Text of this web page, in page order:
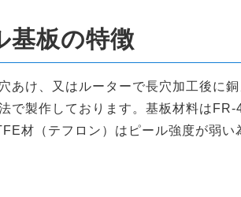
基板の特徴
あけ、又はルーターで長穴加工後に
で製作しております。基板材料は
材（テフロン）はピール強度が弱